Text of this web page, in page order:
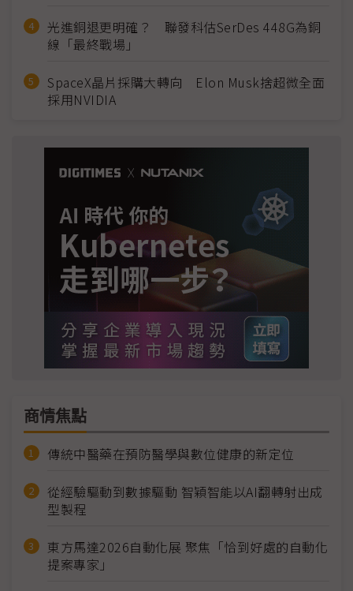
光進銅退更明確？ 聯發科估SerDes 448G為銅
線「最終戰場」
SpaceX晶片採購大轉向 Elon Musk捨超微全面
採用NVIDIA
商情焦點
傳統中醫藥在預防醫學與數位健康的新定位
從經驗驅動到數據驅動 智穎智能以AI翻轉射出成
型製程
東方馬達2026自動化展 聚焦「恰到好處的自動化
提案專家」